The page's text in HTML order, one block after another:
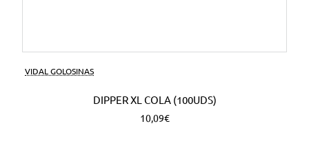
VIDAL GOLOSINAS
DIPPER XL COLA (100UDS)
10,09€